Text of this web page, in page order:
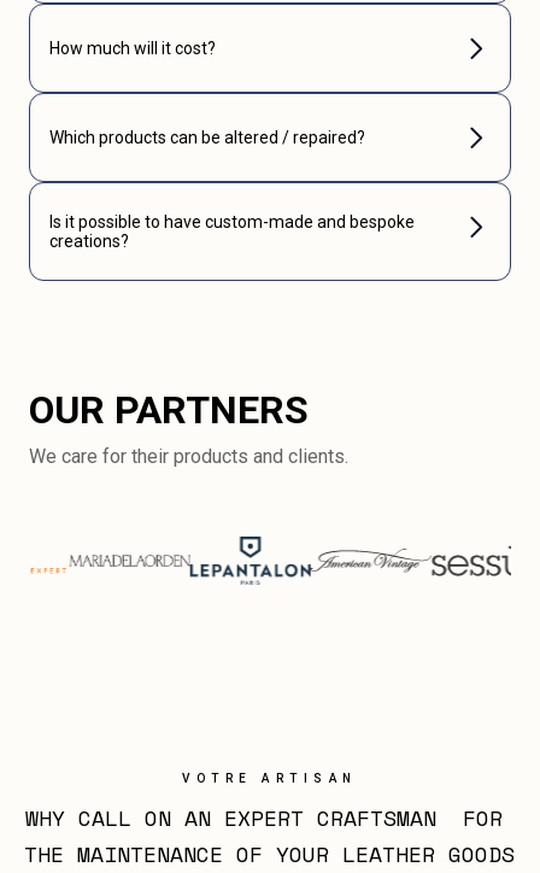
How much will it cost?
Which products can be altered / repaired?
Is it possible to have custom-made and bespoke
creations?
OUR PARTNERS
We care for their products and clients.
VOTRE ARTISAN
WHY CALL ON AN EXPERT CRAFTSMAN  FOR
THE MAINTENANCE OF YOUR LEATHER GOODS